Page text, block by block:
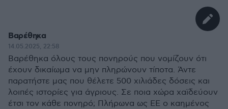
Βαρέθηκα
14.05.2025, 22:58
Βαρέθηκα όλους τους πονηρούς που νομίζουν ότι
έχουν δικαίωμα να μην πληρώνουν τίποτα. Άντε
παρατήστε μας που θέλετε 500 χιλιάδες δόσεις και
λοιπές ιστορίες για άγριους. Σε ποια χώρα χαϊδεύουν
έτσι τον κάθε πονηρό; Πλήρωνα ως ΕΕ ο καημένος